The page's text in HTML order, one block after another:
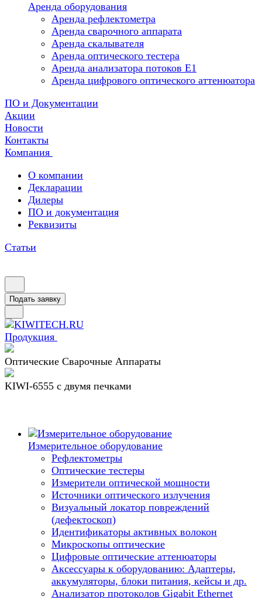
Аренда оборудования
Аренда рефлектометра
Аренда сварочного аппарата
Аренда скалывателя
Аренда оптического тестера
Аренда анализатора потоков Е1
Аренда цифрового оптического аттенюатора
ПО и Документации
Акции
Новости
Контакты
Компания
О компании
Декларации
Дилеры
ПО и документация
Реквизиты
Статьи
Подать заявку
Продукция
Оптические Сварочные Аппараты
KIWI-6555 c двумя печками
Измерительное оборудование
Рефлектометры
Оптические тестеры
Измерители оптической мощности
Источники оптического излучения
Визуальный локатор повреждений
(дефектоскоп)
Идентификаторы активных волокон
Микроскопы оптические
Цифровые оптические аттенюаторы
Аксессуары к оборудованию: Адаптеры,
аккумуляторы, блоки питания, кейсы и др.
Анализатор протоколов Gigabit Ethernet